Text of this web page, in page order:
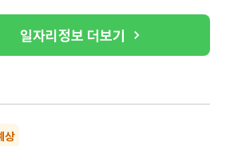
일자리정보 더보기
상